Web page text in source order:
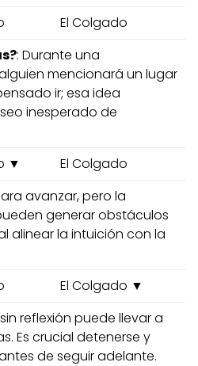
El Colgado
: Durante una
mencionará un lugar
ir; esa idea
inesperado de
▼
El Colgado
avanzar, pero la
generar obstáculos
alinear la intuición con la
El Colgado ▼
reflexión puede llevar a
Es crucial detenerse y
de seguir adelante.